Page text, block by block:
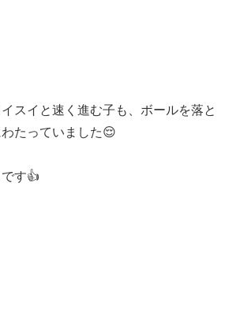
スイと速く進む子も、ボールを落と
たっていました😌
す👍